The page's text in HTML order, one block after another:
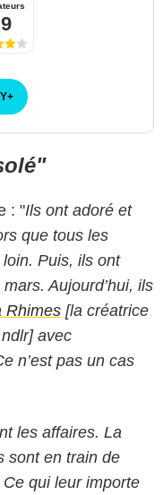
+
: "Ils ont adoré et
que tous les
Puis, ils ont
Aujourd’hui, ils
Rhimes [la créatrice
avec
n’est pas un cas
les affaires. La
sont en train de
qui leur importe